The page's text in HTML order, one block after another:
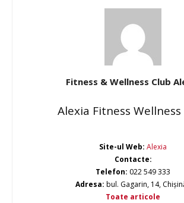
Fitness & Wellness Club
Alexia Fitness Wellness
Site-ul Web: Alexia
Contacte:
Telefon: 022 549 333
Adresa: bul. Gagarin, 14,
Toate articole